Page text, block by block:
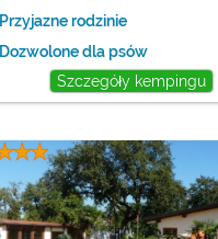
Przyjazne rodzinie
Dozwolone dla psów
Szczegóły kempingu